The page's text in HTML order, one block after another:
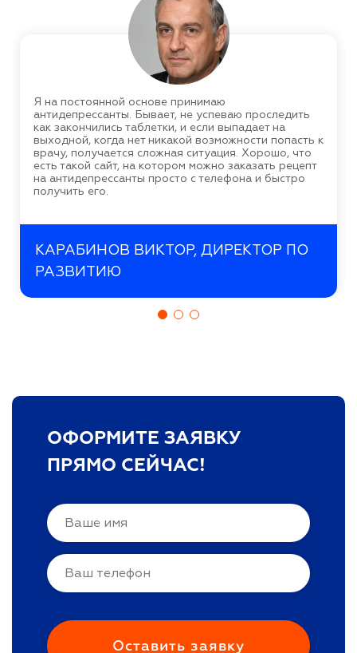
Я на постоянной основе принимаю
антидепрессанты. Бывает, не успеваю проследить
как закончились таблетки, и если выпадает на
выходной, когда нет никакой возможности попасть к
врачу, получается сложная ситуация. Хорошо, что
есть такой сайт, на котором можно заказать рецепт
на антидепрессанты просто с телефона и быстро
получить его.
КАРАБИНОВ ВИКТОР, ДИРЕКТОР ПО
РАЗВИТИЮ
ОФОРМИТЕ ЗАЯВКУ
ПРЯМО СЕЙЧАС!